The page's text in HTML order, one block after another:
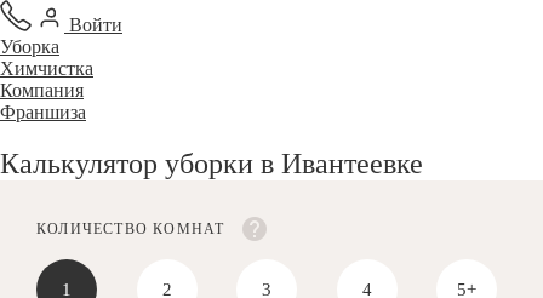
Войти
Уборка
Химчистка
Компания
Франшиза
Калькулятор уборки в Ивантеевке
КОЛИЧЕСТВО КОМНАТ
1 2 3 4 5+